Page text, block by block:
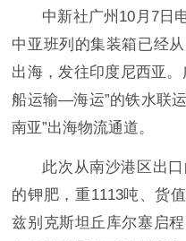
中新社广州10月7日
中亚班列的集装箱已经
出海，发往印度尼西亚
船运输—海运”的铁水联
南亚”出海物流通道。
此次从南沙港区出
的钾肥，重1113吨、货
兹别克斯坦丘库尔塞启